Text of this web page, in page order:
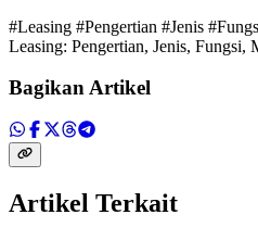
#Leasing #Pengertian #Jenis
Leasing: Pengertian, Jenis, Fungsi,
Bagikan Artikel
Artikel Terkait